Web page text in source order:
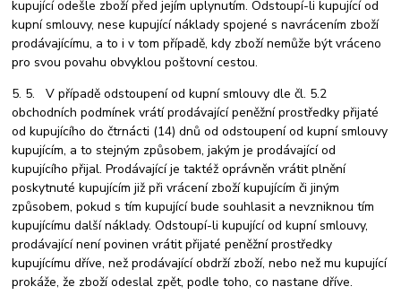
kupující odešle zboží před jejím uplynutím. Odstoupí-li kupující od
kupní smlouvy, nese kupující náklady spojené s navrácením zboží
prodávajícímu, a to i v tom případě, kdy zboží nemůže být vráceno
pro svou povahu obvyklou poštovní cestou.
5. 5. V případě odstoupení od kupní smlouvy dle čl. 5.2
obchodních podmínek vrátí prodávající peněžní prostředky přijaté
od kupujícího do čtrnácti (14) dnů od odstoupení od kupní smlouvy
kupujícím, a to stejným způsobem, jakým je prodávající od
kupujícího přijal. Prodávající je taktéž oprávněn vrátit plnění
poskytnuté kupujícím již při vrácení zboží kupujícím či jiným
způsobem, pokud s tím kupující bude souhlasit a nevzniknou tím
kupujícímu další náklady. Odstoupí-li kupující od kupní smlouvy,
prodávající není povinen vrátit přijaté peněžní prostředky
kupujícímu dříve, než prodávající obdrží zboží, nebo než mu kupující
prokáže, že zboží odeslal zpět, podle toho, co nastane dříve.